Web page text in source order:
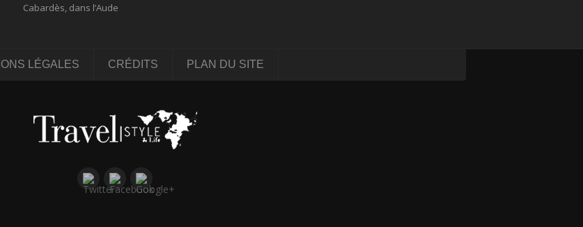
Cabardès, dans l’Aude
LÉGALES CRÉDITS PLAN DU SITE